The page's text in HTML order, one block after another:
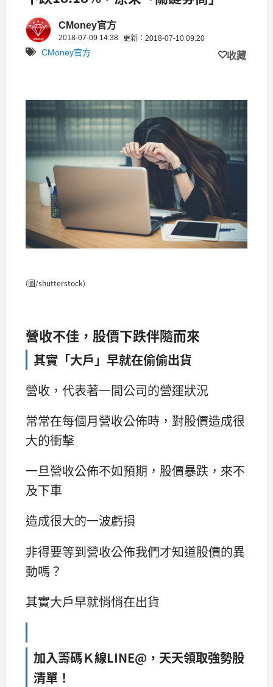
就悄悄出貨CMoney官方
2018-07-09 14:38 更新：2018-07-10 09:20
CMoney官方 收藏
(圖/shutterstock)
營收不佳，股價下跌伴隨而來
其實「大戶」早就在偷偷出貨
營收，代表著一間公司的營運狀況
常常在每個月營收公佈時，對股價造成很
大的衝擊
一旦營收公佈不如預期，股價暴跌，來不
及下車
造成很大的一波虧損
非得要等到營收公佈我們才知道股價的異
動嗎？
其實大戶早就悄悄在出貨
加入籌碼Ｋ線LINE@，天天領取強勢股
清單！